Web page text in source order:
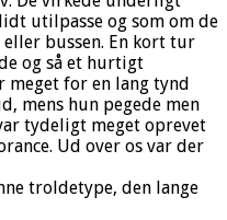
utilpasse og som om de
bussen. En kort tur
og så et hurtigt
meget for en lang tynd
mens hun pegede men
tydeligt meget oprevet
Ud over os var der
troldetype, den lange